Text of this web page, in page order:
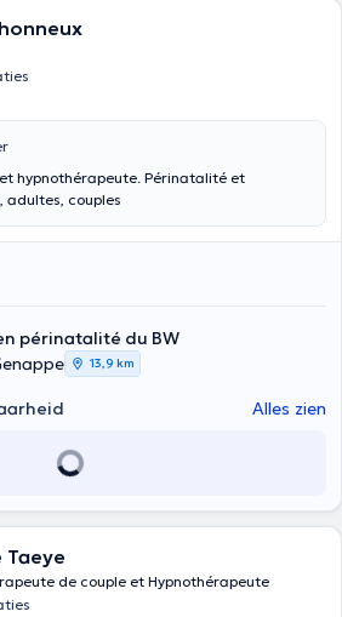
hypnothérapeute. Périnatalité et
adultes, couples
périnatalité du BW
13,9 km
Alles zien
Taeye
de couple et Hypnothérapeute